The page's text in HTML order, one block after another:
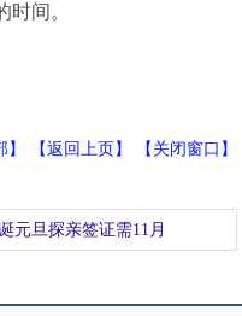
间。
】 【返回上页 】 【 关闭窗口 】
元旦探亲签证需11月